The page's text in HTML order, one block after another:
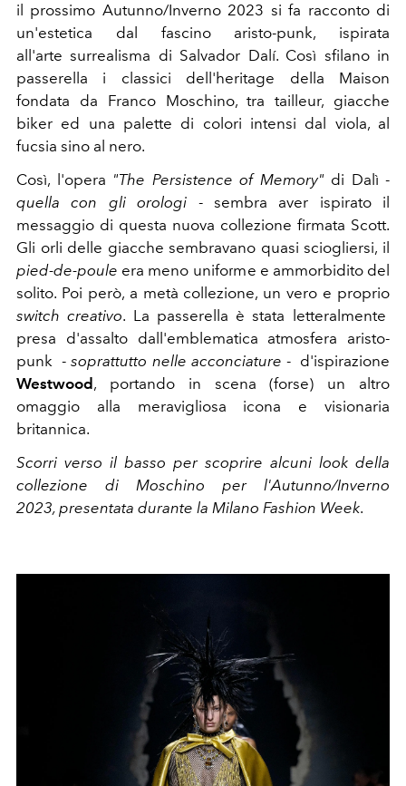
il prossimo Autunno/Inverno 2023 si fa racconto di
un'estetica dal fascino aristo-punk, ispirata
all'artesurrealisma di Salvador Dalí. Così sfilano in
passerella i classici dell'heritage della Maison
fondata da Franco Moschino, tra tailleur, giacche
biker ed una palette di colori intensi dal viola, al
fucsia sino al nero.
Così, l'opera "The Persistence of Memory" di Dalì -
quella con gli orologi - sembra aver ispirato il
messaggio di questa nuova collezione firmata Scott.
Gli orli delle giacche sembravano quasi sciogliersi, il
pied-de-poule era meno uniforme e ammorbidito del
solito. Poi però, a metà collezione, un vero e proprio
switch creativo. La passerella è stata letteralmente
presa d'assalto dall'emblematica atmosfera aristo-
punk -soprattutto nelle acconciature - d'ispirazione
Westwood , portando in scena (forse) un altro
omaggio alla meravigliosa icona e visionaria
britannica.
Scorri verso il basso per scoprire alcuni look della
collezione di Moschino per l'Autunno/Inverno
2023, presentata durante la Milano Fashion Week.